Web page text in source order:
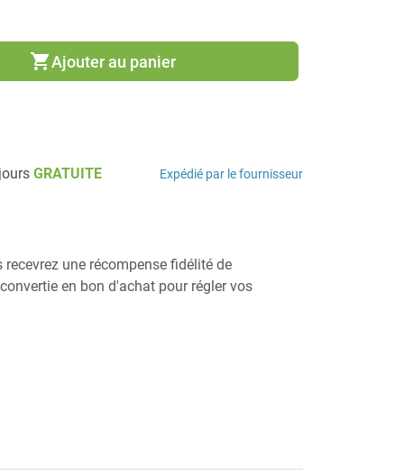
shopping_cartAjouter au panier
GRATUITE Expédié par le fournisseur
une récompense fidélité de
en bon d'achat pour régler vos